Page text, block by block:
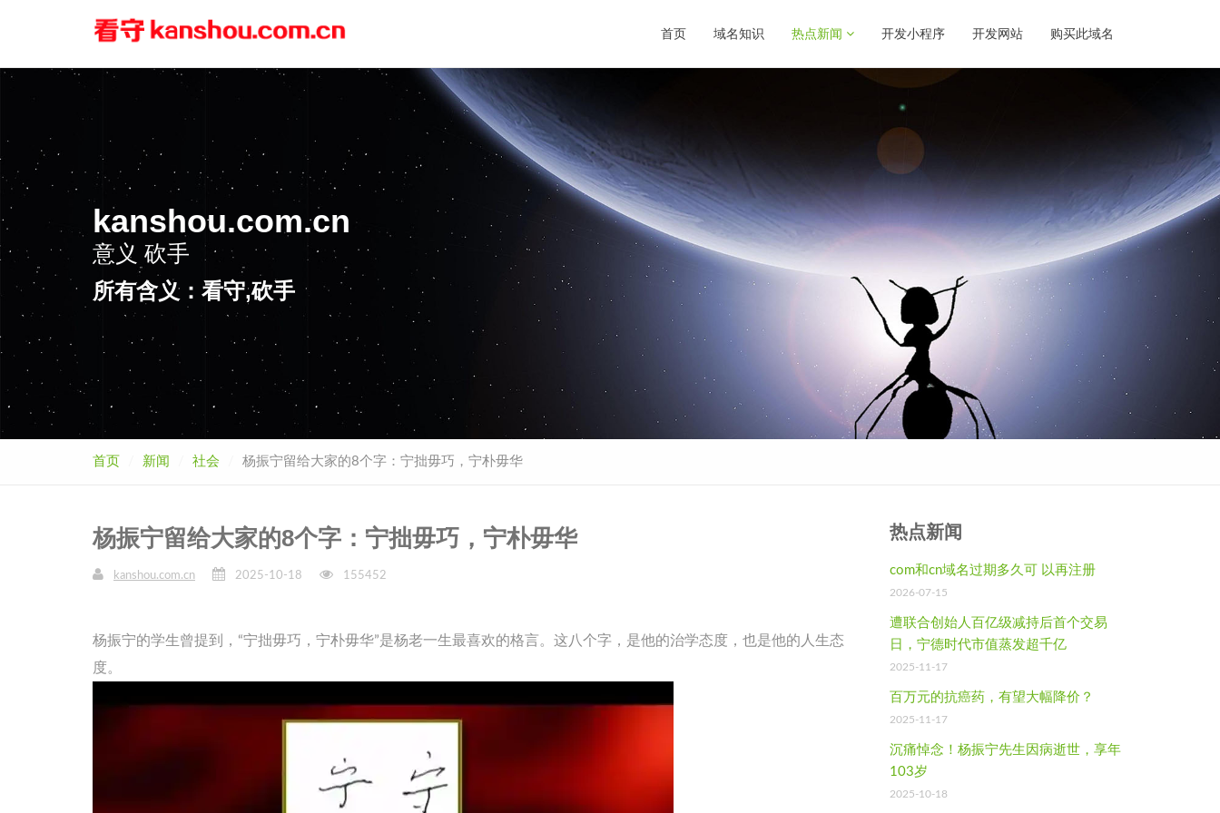
首页 域名知识 热点新闻 开发小程序 开发网站 购买此域名
kanshou.com.cn
意义 砍手
所有含义：看守,砍手
首页 新闻 社会 杨振宁留给大家的8个字：宁拙毋巧，宁朴毋华
杨振宁留给大家的8个字：宁拙毋巧，宁朴毋华
kanshou.com.cn 2025-10-18 155452
杨振宁的学生曾提到，“宁拙毋巧，宁朴毋华”是杨老一生最喜欢的格言。这八个字，是他的治学态度，也是他的人生态
度。
热点新闻
com和cn域名过期多久可 以再注册
2026-07-15
遭联合创始人百亿级减持后首个交易
日，宁德时代市值蒸发超千亿
2025-11-17
百万元的抗癌药，有望大幅降价？
2025-11-17
沉痛悼念！杨振宁先生因病逝世，享年
103岁
2025-10-18